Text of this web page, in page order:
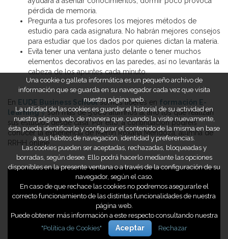
pérdida de memoria.
Pregunta a tus profesores los mejores métodos de
estudio para cada asignatura. No habrán mejores consejos
para estudiar que los dados por quienes dictan la materia.
Evita tener una ventana justo delante o tener muchos
elementos decorativos en las paredes, así no levantarás la
cabeza de los apuntes cada minuto.
En EUDE Business Schoolsomos líderes en formación E-
learningyson más de 5.000 alumnos al año los que realizan
sus estudios desde casa. Por ello, a continuación podréis
conocer la experiencia de Merlín Roxana Mendoza, alumna de
RRHH online.
Una cookie o galleta informática es un pequeño archivo de
información que se guarda en su navegador cada vez que visita
nuestra página web.
La utilidad de las cookies es guardar el historial de su actividad en
nuestra página web, de manera que, cuando la visite nuevamente,
ésta pueda identificarle y configurar el contenido de la misma en base
a sus hábitos de navegación, identidad y preferencias.
Las cookies pueden ser aceptadas, rechazadas, bloqueadas y
borradas, según desee. Ello podrá hacerlo mediante las opciones
disponibles en la presente ventana o a través de la configuración de su
navegador, según el caso.
En caso de que rechace las cookies no podremos asegurarle el
correcto funcionamiento de las distintas funcionalidades de nuestra
página web.
Puede obtener más información a este respecto consultando nuestra
"Política de Cookies"
Aceptar Rechazar